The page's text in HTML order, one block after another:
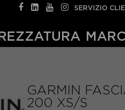
SERVIZIO
GARMIN
200 XS/S